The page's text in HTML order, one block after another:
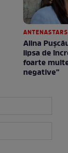
ANTENASTARS
Alina
lipsa de
foarte
negative”